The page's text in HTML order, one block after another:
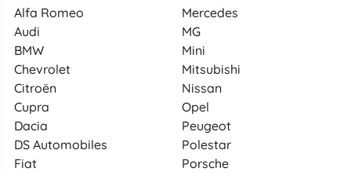
Alfa Romeo
Audi
BMW
Chevrolet
Citroën
Cupra
Dacia
DS Automobiles
Fiat
Mercedes
MG
Mini
Mitsubishi
Nissan
Opel
Peugeot
Polestar
Porsche